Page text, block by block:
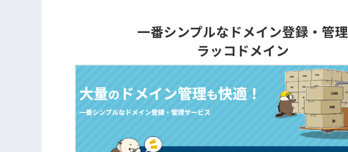
一番シンプルなドメイン登録・管理
ラッコドメイン